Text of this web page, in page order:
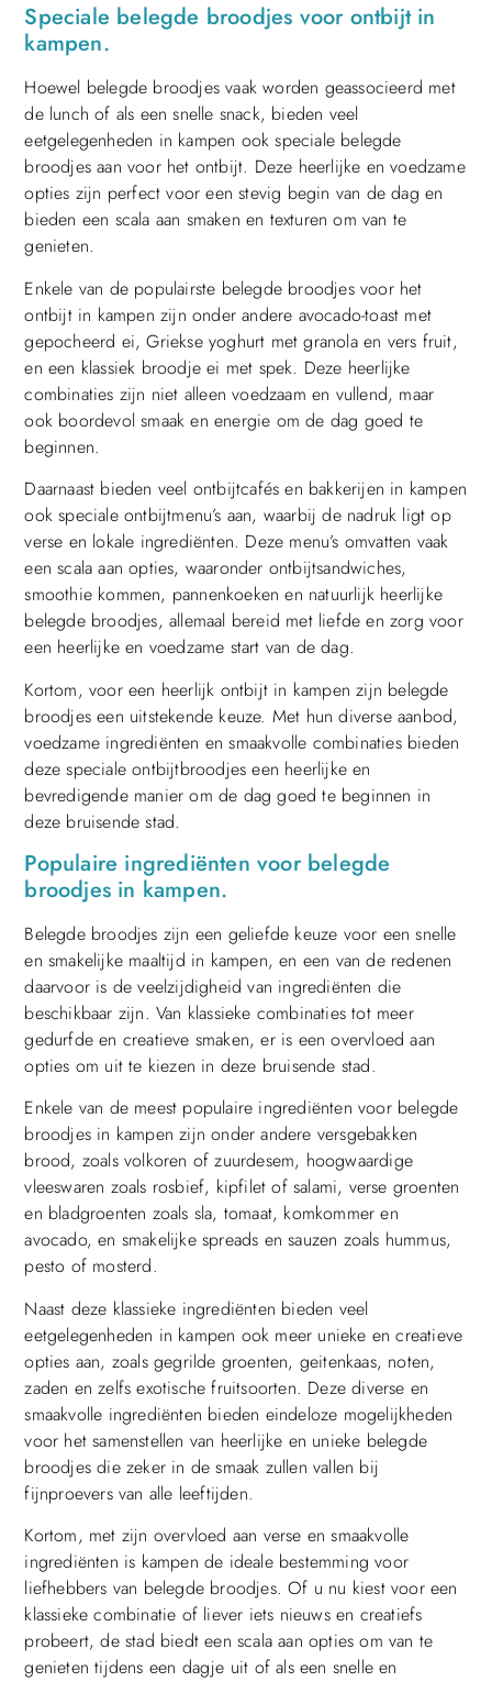
Speciale belegde broodjes voor ontbijt in
kampen.
Hoewel belegde broodjes vaak worden geassocieerd met
de lunch of als een snelle snack, bieden veel
eetgelegenheden in kampen ook speciale belegde
broodjes aan voor het ontbijt. Deze heerlijke en voedzame
opties zijn perfect voor een stevig begin van de dag en
bieden een scala aan smaken en texturen om van te
genieten.
Enkele van de populairste belegde broodjes voor het
ontbijt in kampen zijn onder andere avocado-toast met
gepocheerd ei, Griekse yoghurt met granola en vers fruit,
en een klassiek broodje ei met spek. Deze heerlijke
combinaties zijn niet alleen voedzaam en vullend, maar
ook boordevol smaak en energie om de dag goed te
beginnen.
Daarnaast bieden veel ontbijtcafés en bakkerijen in kampen
ook speciale ontbijtmenu’s aan, waarbij de nadruk ligt op
verse en lokale ingrediënten. Deze menu’s omvatten vaak
een scala aan opties, waaronder ontbijtsandwiches,
smoothie kommen, pannenkoeken en natuurlijk heerlijke
belegde broodjes, allemaal bereid met liefde en zorg voor
een heerlijke en voedzame start van de dag.
Kortom, voor een heerlijk ontbijt in kampen zijn belegde
broodjes een uitstekende keuze. Met hun diverse aanbod,
voedzame ingrediënten en smaakvolle combinaties bieden
deze speciale ontbijtbroodjes een heerlijke en
bevredigende manier om de dag goed te beginnen in
deze bruisende stad.
Populaire ingrediënten voor belegde
broodjes in kampen.
Belegde broodjes zijn een geliefde keuze voor een snelle
en smakelijke maaltijd in kampen, en een van de redenen
daarvoor is de veelzijdigheid van ingrediënten die
beschikbaar zijn. Van klassieke combinaties tot meer
gedurfde en creatieve smaken, er is een overvloed aan
opties om uit te kiezen in deze bruisende stad.
Enkele van de meest populaire ingrediënten voor belegde
broodjes in kampen zijn onder andere versgebakken
brood, zoals volkoren of zuurdesem, hoogwaardige
vleeswaren zoals rosbief, kipfilet of salami, verse groenten
en bladgroenten zoals sla, tomaat, komkommer en
avocado, en smakelijke spreads en sauzen zoals hummus,
pesto of mosterd.
Naast deze klassieke ingrediënten bieden veel
eetgelegenheden in kampen ook meer unieke en creatieve
opties aan, zoals gegrilde groenten, geitenkaas, noten,
zaden en zelfs exotische fruitsoorten. Deze diverse en
smaakvolle ingrediënten bieden eindeloze mogelijkheden
voor het samenstellen van heerlijke en unieke belegde
broodjes die zeker in de smaak zullen vallen bij
fijnproevers van alle leeftijden.
Kortom, met zijn overvloed aan verse en smaakvolle
ingrediënten is kampen de ideale bestemming voor
liefhebbers van belegde broodjes. Of u nu kiest voor een
klassieke combinatie of liever iets nieuws en creatiefs
probeert, de stad biedt een scala aan opties om van te
genieten tijdens een dagje uit of als een snelle en